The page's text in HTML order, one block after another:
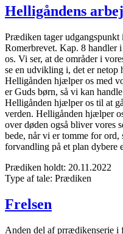
Helligåndens
Prædiken tager udgangspunkt
Romerbrevet. Kap. 8 handler
os. Vi ser, at de områder i
se en udvikling i, det er netop
Helligånden hjælper os med
er Guds børn, så vi kan
Helligånden hjælper os til at
verden. Helligånden hjælper
over døden også bliver vores
bede, når vi er tomme for ord,
forvandling på et plan dybere
Prædiken holdt: 20.11.2022
Type af tale: Prædiken
Frelsen
Anden del af prrædikenserie i